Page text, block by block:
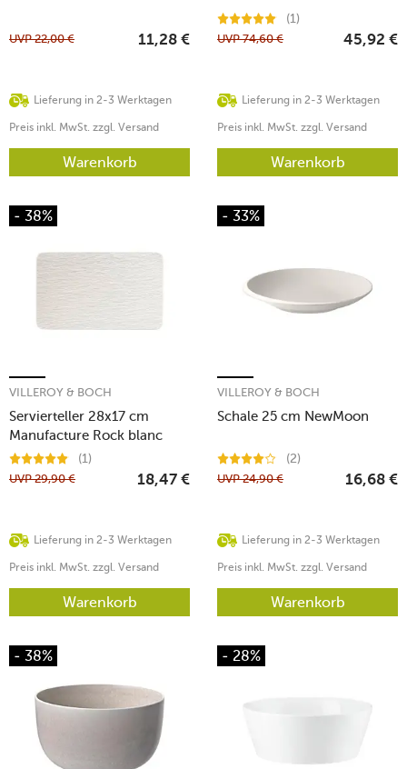
Lieferung in 2-3 Werktagen
UVP22,00 € 11,28 €
Preis inkl. MwSt. zzgl. Versand
Warenkorb
(1)
Lieferung in 2-3 Werktagen
UVP74,60 € 45,92 €
Preis inkl. MwSt. zzgl. Versand
Warenkorb
- 38%
Servierteller 28x17 cm
Manufacture Rock blanc
VILLEROY & BOCH
(1)
Lieferung in 2-3 Werktagen
UVP29,90 € 18,47 €
Preis inkl. MwSt. zzgl. Versand
Warenkorb
- 33%
Schale 25 cm NewMoon
VILLEROY & BOCH
(2)
Lieferung in 2-3 Werktagen
UVP24,90 € 16,68 €
Preis inkl. MwSt. zzgl. Versand
Warenkorb
- 38% - 28%